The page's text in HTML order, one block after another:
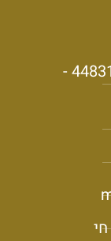
יצהר, ד.נ אפרים, מיקוד: 4483100 -